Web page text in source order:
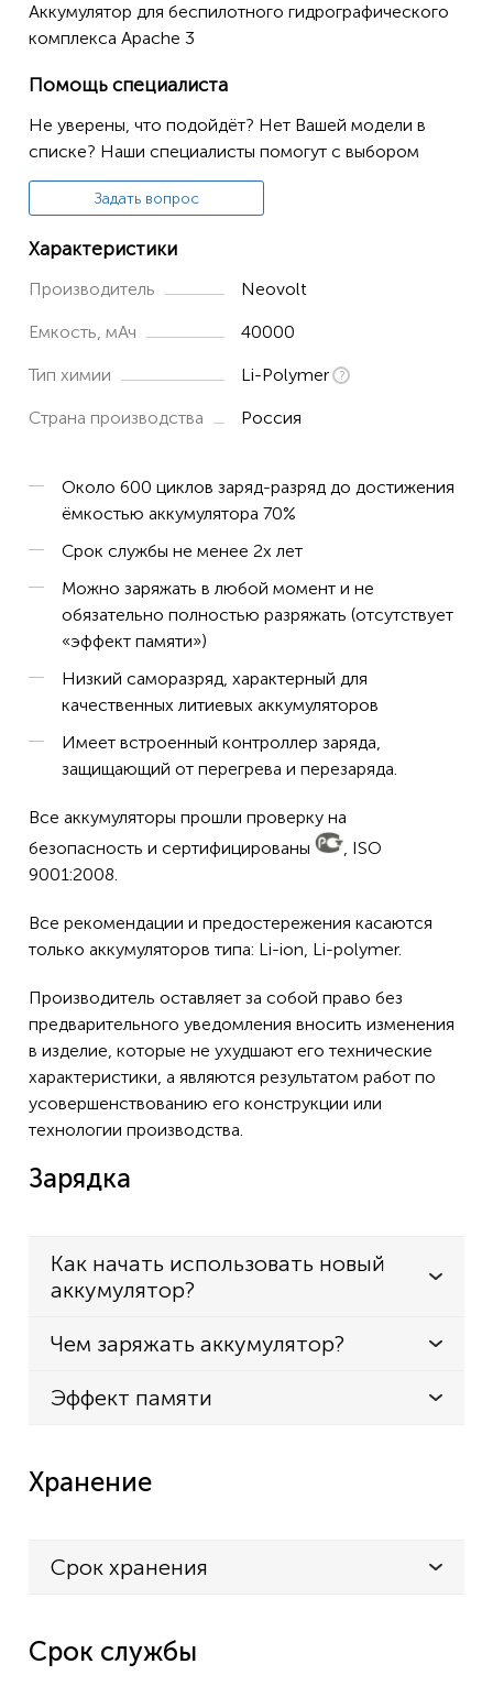
Аккумулятор для беспилотного гидрографического
комплекса Apache 3
Помощь специалиста
Не уверены, что подойдёт? Нет Вашей модели в
списке? Наши специалисты помогут с выбором
Задать вопрос
Характеристики
Производитель Neovolt
Емкость, мАч 40000
Тип химии Li-Polymer
Страна производства Россия
Около 600 циклов заряд-разряд до достижения
ёмкостью аккумулятора 70%
Срок службы не менее 2х лет
Можно заряжать в любой момент и не
обязательно полностью разряжать (отсутствует
«эффект памяти»)
Низкий саморазряд, характерный для
качественных литиевых аккумуляторов
Имеет встроенный контроллер заряда,
защищающий от перегрева и перезаряда.
Все аккумуляторы прошли проверку на
безопасность и сертифицированы
, ISO
9001:2008.
Все рекомендации и предостережения касаются
только аккумуляторов типа: Li-ion, Li-polymer.
Производитель оставляет за собой право без
предварительного уведомления вносить изменения
в изделие, которые не ухудшают его технические
характеристики, а являются результатом работ по
усовершенствованию его конструкции или
технологии производства.
Зарядка
Как начать использовать новый
аккумулятор?
Чем заряжать аккумулятор?
Эффект памяти
Хранение
Срок хранения
Срок службы